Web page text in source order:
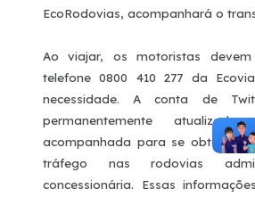
EcoRodovias, acompanhará o
Ao viajar, os motoristas
telefone 0800 410 277 da
necessidade. A conta de
permanentemente
acompanhada para se obter
tráfego nas rodovias
concessionária. Essas